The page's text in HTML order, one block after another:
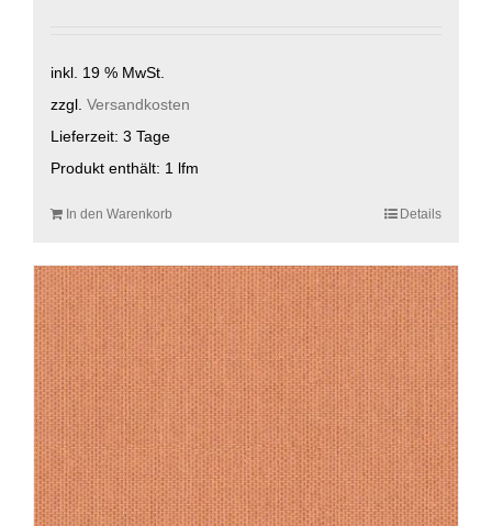
inkl. 19 % MwSt.
zzgl. Versandkosten
Lieferzeit: 3 Tage
Produkt enthält: 1 lfm
In den Warenkorb Details